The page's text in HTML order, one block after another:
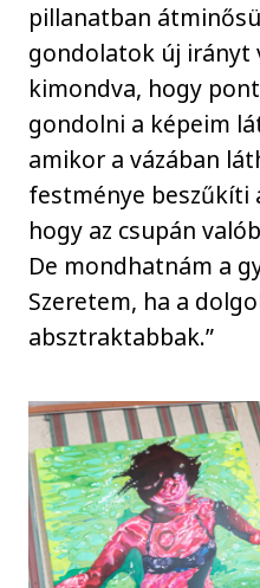
pillanatban
gondolatok új irányt
kimondva, hogy
gondolni a képeim
amikor a vázában
festménye beszűkíti
hogy az csupán
De mondhatnám a
Szeretem, ha a
absztraktabbak.”